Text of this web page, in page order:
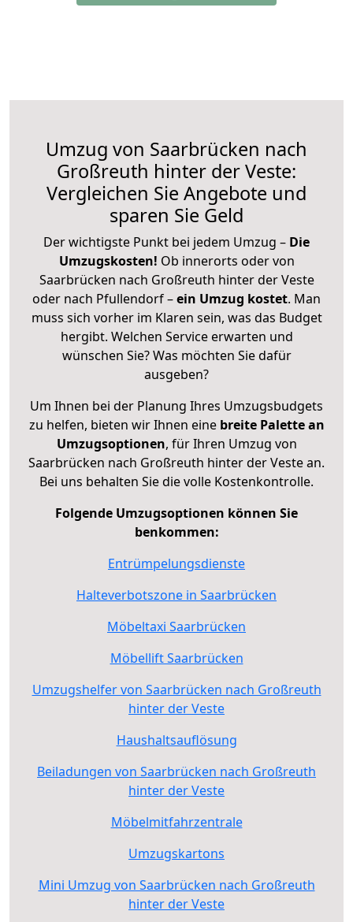
Umzug von Saarbrücken nach
Großreuth hinter der Veste:
Vergleichen Sie Angebote und
sparen Sie Geld
Der wichtigste Punkt bei jedem Umzug – Die
Umzugskosten! Ob innerorts oder von
Saarbrücken nach Großreuth hinter der Veste
oder nach Pfullendorf –ein Umzug kostet. Man
muss sich vorher im Klaren sein, was das Budget
hergibt. Welchen Service erwarten und
wünschen Sie? Was möchten Sie dafür
ausgeben?
Um Ihnen bei der Planung Ihres Umzugsbudgets
zu helfen, bieten wir Ihnen eine breite Palette an
Umzugsoptionen, für Ihren Umzug von
Saarbrücken nach Großreuth hinter der Veste an.
Bei uns behalten Sie die volle Kostenkontrolle.
Folgende Umzugsoptionen können Sie
benkommen:
Entrümpelungsdienste
Halteverbotszone in Saarbrücken
Möbeltaxi Saarbrücken
Möbellift Saarbrücken
Umzugshelfer von Saarbrücken nach Großreuth
hinter der Veste
Haushaltsauflösung
Beiladungen von Saarbrücken nach Großreuth
hinter der Veste
Möbelmitfahrzentrale
Umzugskartons
Mini Umzug von Saarbrücken nach Großreuth
hinter der Veste